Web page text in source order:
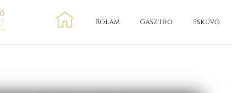
Rólam Gasztro Esküvő